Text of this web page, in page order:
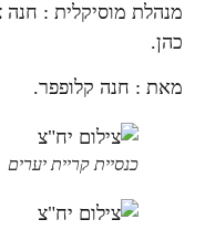
מנהלת מוסיקלית : חנה
כהן.
מאת : חנה קלופפר.
כנסיית קריית יערים